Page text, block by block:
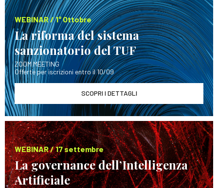
WEBINAR / 1° Ottobre
La riforma del sistema
sanzionatorio del TUF
ZOOM MEETING
Offerte per iscrizioni entro il 10/09
SCOPRI I DETTAGLI
WEBINAR / 17 settembre
La governance dell’Intelligenza
Artificiale